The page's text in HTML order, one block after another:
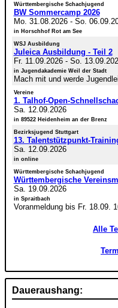
Württembergische Schachjugend
BW Sommercamp 2026
Mo. 31.08.2026- So.
in Horschhof Rot am See
WSJ Ausbildung
Juleica Ausbildung - Teil 2
Fr. 11.09.2026- So.
in Jugendakademie Weil der Stadt
Mach mit und werde
Vereine
1. Talhof-Open-
Sa. 12.09.2026
in 89522 Heidenheim an der Brenz
Bezirksjugend Stuttgart
13. Talentstützpunkt-
Sa. 12.09.2026
in online
Württembergische Schachjugend
Württembergische
Sa. 19.09.2026
in Spraitbach
Voranmeldung bis Fr. 18.09.
Alle
Daueraushang: